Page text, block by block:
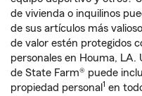
de vivienda o inquilinos
de sus artículos más
de valor estén protegidos
personales en Houma, LA.
de State Farm® puede
propiedad personal 1 en